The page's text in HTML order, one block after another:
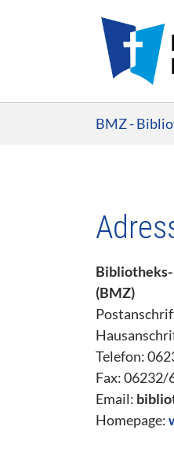
BMZ -
Bibliotheks-
(BMZ)
Telefon:
Fax: 06232/
Email:
Homepage: